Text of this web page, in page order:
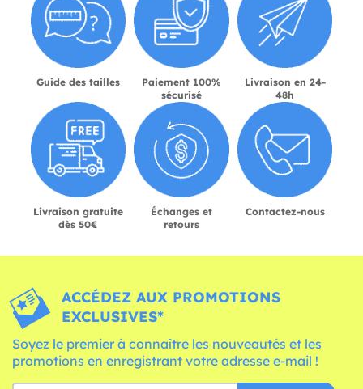
Guide des tailles
Paiement 100%
sécurisé
Livraison en 24-
48h
Livraison gratuite
dès 50€
Échanges et
retours
Contactez-nous
ACCÉDEZ AUX PROMOTIONS
EXCLUSIVES*
Soyez le premier à connaître les nouveautés et les
promotions en enregistrant votre adresse e-mail !